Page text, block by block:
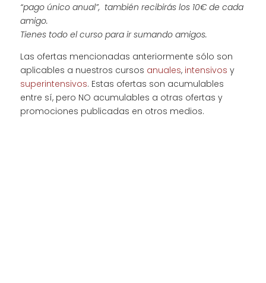
“pago único anual”, también recibirás los 10€ de cada
amigo.
Tienes todo el curso para ir sumando amigos.
Las ofertas mencionadas anteriormente sólo son
aplicables a nuestros cursos anuales, intensivos y
superintensivos. Estas ofertas son acumulables
entre sí, pero NO acumulables a otras ofertas y
promociones publicadas en otros medios.